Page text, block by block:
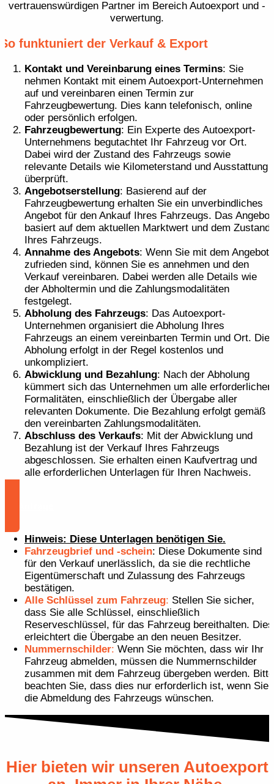
vertrauenswürdigen Partner im Bereich Autoexport und -
verwertung.
So funktuniert der Verkauf & Export
Kontakt und Vereinbarung eines Termins: Sie
nehmen Kontakt mit einem Autoexport-Unternehmen
auf und vereinbaren einen Termin zur
Fahrzeugbewertung. Dies kann telefonisch, online
oder persönlich erfolgen.
Fahrzeugbewertung: Ein Experte des Autoexport-
Unternehmens begutachtet Ihr Fahrzeug vor Ort.
Dabei wird der Zustand des Fahrzeugs sowie
relevante Details wie Kilometerstand und Ausstattung
überprüft.
Angebotserstellung: Basierend auf der
Fahrzeugbewertung erhalten Sie ein unverbindliches
Angebot für den Ankauf Ihres Fahrzeugs. Das Angebot
basiert auf dem aktuellen Marktwert und dem Zustand
Ihres Fahrzeugs.
Annahme des Angebots: Wenn Sie mit dem Angebot
zufrieden sind, können Sie es annehmen und den
Verkauf vereinbaren. Dabei werden alle Details wie
der Abholtermin und die Zahlungsmodalitäten
festgelegt.
Abholung des Fahrzeugs: Das Autoexport-
Unternehmen organisiert die Abholung Ihres
Fahrzeugs an einem vereinbarten Termin und Ort. Die
Abholung erfolgt in der Regel kostenlos und
unkompliziert.
Abwicklung und Bezahlung: Nach der Abholung
kümmert sich das Unternehmen um alle erforderlichen
Formalitäten, einschließlich der Übergabe aller
relevanten Dokumente. Die Bezahlung erfolgt gemäß
den vereinbarten Zahlungsmodalitäten.
Abschluss des Verkaufs: Mit der Abwicklung und
Bezahlung ist der Verkauf Ihres Fahrzeugs
abgeschlossen. Sie erhalten einen Kaufvertrag und
alle erforderlichen Unterlagen für Ihren Nachweis.
Hinweis: Diese Unterlagen benötigen Sie.
Fahrzeugbrief und -schein: Diese Dokumente sind
für den Verkauf unerlässlich, da sie die rechtliche
Eigentümerschaft und Zulassung des Fahrzeugs
bestätigen.
Alle Schlüssel zum Fahrzeug: Stellen Sie sicher,
dass Sie alle Schlüssel, einschließlich
Reserveschlüssel, für das Fahrzeug bereithalten. Dies
erleichtert die Übergabe an den neuen Besitzer.
Nummernschilder: Wenn Sie möchten, dass wir Ihr
Fahrzeug abmelden, müssen die Nummernschilder
zusammen mit dem Fahrzeug übergeben werden. Bitte
beachten Sie, dass dies nur erforderlich ist, wenn Sie
die Abmeldung des Fahrzeugs wünschen.
Hier bieten wir unseren Autoexport